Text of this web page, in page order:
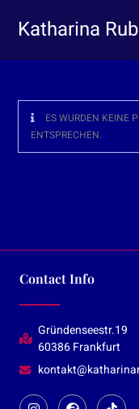
Katharina
ES WURDEN KEINE
ENTSPRECHEN.
Contact Info
Gründenseestr.19
60386 Frankfurt